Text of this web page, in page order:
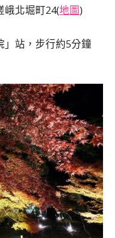
峨北堀町24(地圖)
」站，步行約5分鐘